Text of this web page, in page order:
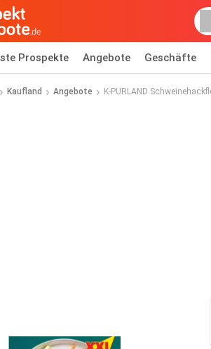
Prospekte Angebote Geschäfte
Kaufland Angebote K-PURLAND